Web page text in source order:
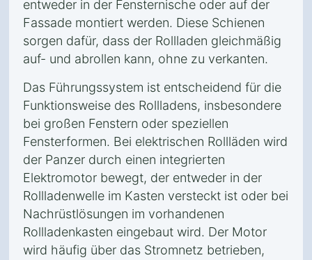
entweder in der Fensternische oder auf der
Fassade montiert werden. Diese Schienen
sorgen dafür, dass der Rollladen gleichmäßig
auf- und abrollen kann, ohne zu verkanten.
Das Führungssystem ist entscheidend für die
Funktionsweise des Rollladens, insbesondere
bei großen Fenstern oder speziellen
Fensterformen. Bei elektrischen Rollläden wird
der Panzer durch einen integrierten
Elektromotor bewegt, der entweder in der
Rollladenwelle im Kasten versteckt ist oder bei
Nachrüstlösungen im vorhandenen
Rollladenkasten eingebaut wird. Der Motor
wird häufig über das Stromnetz betrieben,